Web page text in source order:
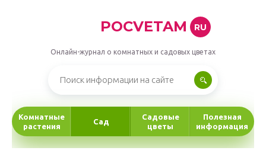
POCVETAM RU
Онлайн-журнал о комнатных и садовых цветах
Комнатные
растения
Сад
Садовые
цветы
Полезная
информация